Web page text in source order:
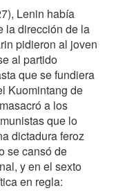
Lenin había
la dirección de la
pidieron al joven
al partido
que se fundiera
Kuomintang de
a los
que lo
dictadura feroz
se cansó de
y en el sexto
en regla: